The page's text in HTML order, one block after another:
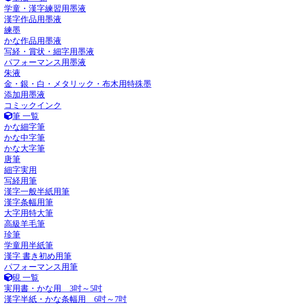
学童・漢字練習用墨液
漢字作品用墨液
練墨
かな作品用墨液
写経・賞状・細字用墨液
パフォーマンス用墨液
朱液
金・銀・白・メタリック・布木用特殊墨
添加用墨液
コミックインク
筆 一覧
かな細字筆
かな中字筆
かな大字筆
唐筆
細字実用
写経用筆
漢字一般半紙用筆
漢字条幅用筆
大字用特大筆
高級羊毛筆
珍筆
学童用半紙筆
漢字 書き初め用筆
パフォーマンス用筆
硯 一覧
実用書・かな用 3吋～5吋
漢字半紙・かな条幅用 6吋～7吋